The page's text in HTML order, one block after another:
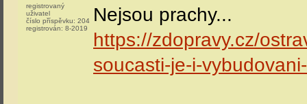
registrovaný
uživatel
číslo příspěvku: 204
registrován: 8-2019
Nejsou prachy...
https://zdopravy.cz/
soucasti-je-i-